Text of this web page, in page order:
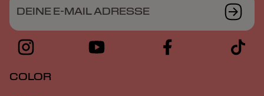
DEINE E-MAIL ADRESSE
COLOR